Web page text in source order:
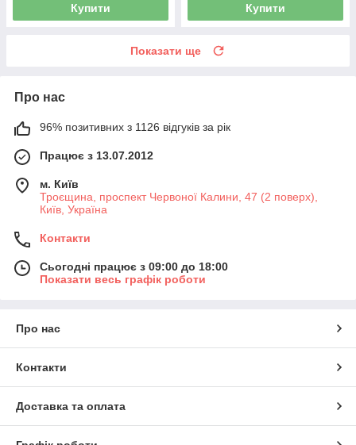
Купити Купити
Показати ще
Про нас
96% позитивних з 1126 відгуків за рік
Працює з 13.07.2012
м. Київ
Троєщина, проспект Червоної Калини, 47 (2 поверх),
Київ, Україна
Контакти
Сьогодні працює з 09:00 до 18:00
Показати весь графік роботи
Про нас
Контакти
Доставка та оплата